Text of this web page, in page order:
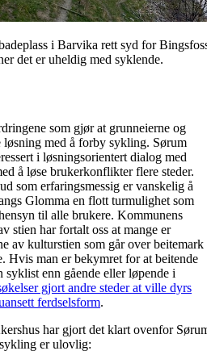
i Barvika rett syd for
det er uheldig med syklende.
som gjør at grunneierne og
løsning med å forby sykling. Sørum
i løsningsorientert dialog med
å løse brukerkonflikter flere steder.
som erfaringsmessig er vanskelig å
Glomma en flott turmulighet som
til alle brukere. Kommunens
stien har fortalt oss at mange er
av kulturstien som går over beitemark
Hvis man er bekymret for at beitende
syklist enn gående eller løpende i
gjort andre steder at ville dyrs
ferdselsform.
har gjort det klart ovenfor
er ulovlig: